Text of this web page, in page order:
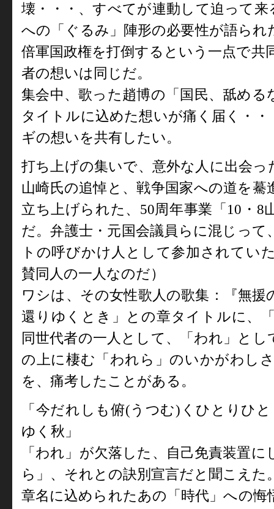
壊・・・、すべてが連動して迫って
への「ぐるみ」陣形の必要性が語ら
倍軍国政権を打倒するという一点で共
者の想いは同じだ。
集会中、歌った趙博の「国民、舐め
タイトルに込めた想いが痛く届く・
ギの想いを共有したい。
打ち上げの集いで、意外な人に出会っ
山崎氏の追悼と、戦争国家への道を
立ち上げられた、 50周年事業「 10 ・ 8
だ。弁護士・元国会議員らに混じっ
トの呼びかけ人として参加されてい
賛同人の一人なのだ）
ワシは、その女性歌人の歌集：『無
還りゆくとき」との章タイトルに、
同世代者の一人として、「われ」と
の上に棲む「われら」のいかがわし
を、痛考したことがある。
「今だれしも俯(うつむ) くひとりひ
ゆく秋」
「われ」が欠落した、自己免責装置
ら」、それとの訣別宣言だと聞こえた
章名に込められたあの「時代」への